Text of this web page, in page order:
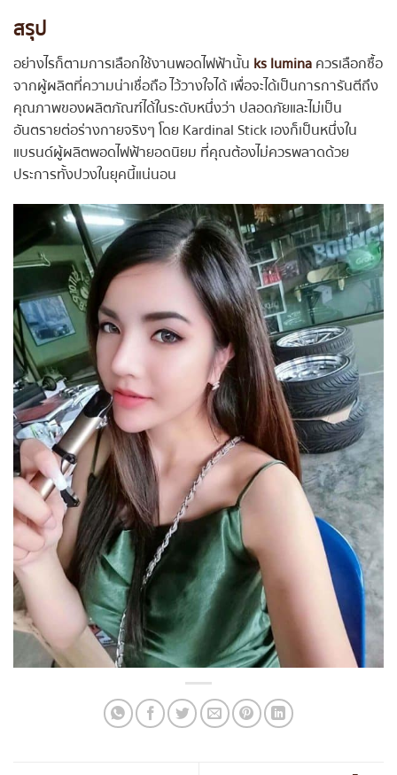
สรุป
อย่างไรก็ตามการเลือกใช้งานพอดไฟฟ้านั้น ks luminaควรเลือกซื้อ
จากผู้ผลิตที่ความน่าเชื่อถือ ไว้วางใจได้ เพื่อจะได้เป็นการการันตีถึง
คุณภาพของผลิตภัณฑ์ได้ในระดับหนึ่งว่า ปลอดภัยและไม่เป็น
อันตรายต่อร่างกายจริงๆ โดย Kardinal Stick เองก็เป็นหนึ่งใน
แบรนด์ผู้ผลิตพอดไฟฟ้ายอดนิยม ที่คุณต้องไม่ควรพลาดด้วย
ประการทั้งปวงในยุคนี้แน่นอน